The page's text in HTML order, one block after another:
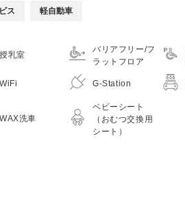
ス 軽自動車
授乳室
バリアフリー/フ
ラットフロア
WiFi G-Station
WAX洗車
ベビーシート
（おむつ交換用
シート）